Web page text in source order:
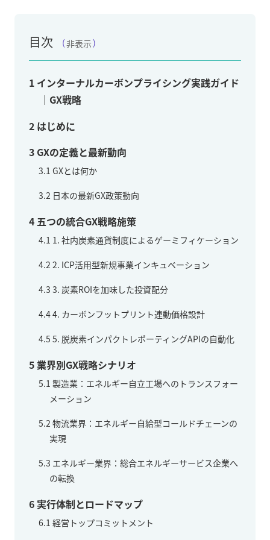
目次 非表示
1 インターナルカーボンプライシング実践ガイド
｜GX戦略
2 はじめに
3 GXの定義と最新動向
3.1 GXとは何か
3.2 日本の最新GX政策動向
4 五つの統合GX戦略施策
4.1 1. 社内炭素通貨制度によるゲーミフィケーション
4.2 2. ICP活用型新規事業インキュベーション
4.3 3. 炭素ROIを加味した投資配分
4.44. カーボンフットプリント連動価格設計
4.5 5. 脱炭素インパクトレポーティングAPIの自動化
5 業界別GX戦略シナリオ
5.1 製造業：エネルギー自立工場へのトランスフォー
メーション
5.2 物流業界：エネルギー自給型コールドチェーンの
実現
5.3 エネルギー業界：総合エネルギーサービス企業へ
の転換
6 実行体制とロードマップ
6.1 経営トップコミットメント